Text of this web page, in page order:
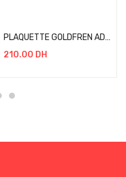
PLAQUETTE GOLDFREN AD 014
210.00 DH